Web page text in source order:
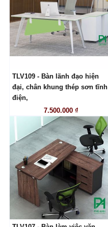
LIÊN HỆ
TLV109 - Bàn lãnh đạo hiện
đại, chân khung thép sơn tĩnh
điện,
7.500.000 ₫